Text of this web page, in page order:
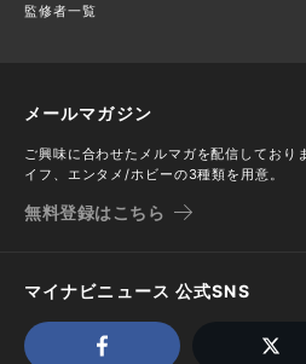
監修者一覧
メールマガジン
ご興味に合わせたメルマガを配信しており
イフ、エンタメ/ホビーの3種類を用意。
無料登録はこちら
マイナビニュース 公式SNS